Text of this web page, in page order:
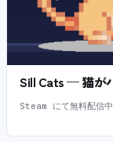
Sill Cats — 猫が
Steam にて無料配信中